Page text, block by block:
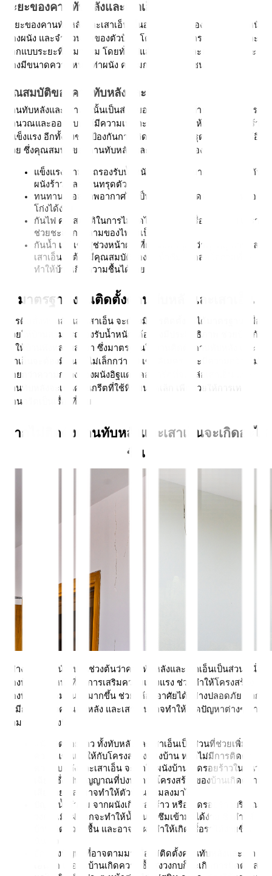
ระยะของคานทับหลังและเสาเอ็น
ระยะของคานทับหลังและเสาเอ็น ขึ้นอยู่กับขนาดของช่องเปิด น้ำหนัก
ของผนัง และจำนวนชั้นของตัวบ้าน โดยทั่วไปวิศวกรจะคำนวณและ
ออกแบบระยะที่เหมาะสม โดยทั่วไปแล้วเสาเอ็น และคานทับหลังจะ
ต้องมีขนาดความหนาเท่าผนัง ความกว้าง 10-15 เซนติเมตร
คุณสมบัติของคานทับหลังและเสาเอ็น
คานทับหลังและเสาเอ็นนั้นเป็นส่วนของโครงสร้างบ้าน จะต้องมีการ
คำนวณและออกแบบให้มีความเหมาะสม เพื่อช่วยให้บ้านมีโครงสร้าง
ที่แข็งแรง อีกทั้งยังช่วยป้องกันการเกิดปัญหาบ้านทรุดในอนาคตได้อีก
ด้วย ซึ่งคุณสมบัติของคานทับหลัง และเสาเอ็นจะต้องมีดังนี้
แข็งแรง สามารถรองรับน้ำหนักได้อย่างเหมาะสม เพื่อป้องกัน
ผนังร้าว และบ้านทรุดตัว
ทนทาน ต่อสภาพอากาศได้เป็นอย่างดี ไม่หดตัว ยืดตัว หรือ
โก่งได้ง่าย
กันไฟ คุณสมบัติในการไม่ติดไฟถือเป็นอีกเรื่องที่สำคัญ เพราะ
ช่วยชะลอการลามของไฟได้เป็นอย่างดี
กันน้ำ เมื่อเข้าสู่ช่วงหน้าฝน ที่ฝนจะตกชุกกว่าทุกฤดู คานและ
เสาเอ็นจะต้องมีคุณสมบัติป้องกันน้ำซึม เพื่อลดโอกาสที่จะ
ทำให้บ้านเกิดความชื้นได้ง่าย
มาตรฐานงานติดตั้งคานทับหลังและเสาเอ็น
การติดตั้งทับหลังและเสาเอ็น จะต้องมีการติดตั้งให้ได้มาตรฐาน เพื่อ
ช่วยให้บ้านสามารถรองรับน้ำหนักได้อย่างมีประสิทธิภาพ ช่วยป้องกัน
ไม่ให้บ้านพังทลายลงมา ซึ่งมาตรฐานในงานติดตั้งคานทับหลัง และ
เสาเอ็นจะต้องมีขนาดไม่เล็กกว่า 10 เซนติเมตร และมีความกว้างไม่
น้อยกว่าความกว้างของผนังอิฐแดง คอนกรีตที่จะหล่อเสาเอ็น และ
คานทับหลังจะเป็นคอนกรีตที่ใช้หินขนาดเล็ก เพื่อช่วยให้การเท
คอนกรีตเป็นเรื่องที่ง่าย
หากไม่ติดตั้งคานทับหลังและเสาเอ็นจะเกิดอะไร
ขึ้น
อย่างที่ได้แนะนำไปในช่วงต้นว่าคานทับหลังและเสาเอ็นเป็นส่วนหนึ่ง
ของบ้านที่ทำหน้าที่ในการเสริมความแข็งแรง ช่วยทำให้โครงสร้าง
ของบ้านมีความมั่นคงมากขึ้น ช่วยให้อยู่อาศัยได้อย่างปลอดภัย หาก
ไม่มีการติดตั้งคานทับหลัง และเสาเอ็นอาจทำให้เกิดปัญหาต่างๆ ตาม
มามากมาย ดังนี้
ผนังเกิดรอยร้าว ทั้งทับหลังและเสาเอ็นเป็นส่วนที่ช่วยเพิ่ม
ความแข็งแรงให้กับโครงสร้างของบ้าน หากไม่มีการติดตั้ง
คานทับหลังและเสาเอ็น จะทำให้ผนังบ้านเกิดรอยร้าวในแนว
เฉียง ซึ่งเป็นสัญญาณที่บ่งบอกว่าโครงสร้างของบ้านเกิดความ
เสียหาย และอาจทำให้ตัวบ้านถล่มลงมาได้
ปัญหาน้ำรั่วซึม จากผนังเกิดรอยร้าว หรือเกิดรอยร้าวบริเวณ
วงกบ เมื่อฝนตกจะทำให้น้ำฝนรั่วซึมเข้ามาได้ง่าย ซึ่งทำให้
บ้านเกิดความชื้น และอาจส่งผลทำให้เกิดเชื้อราได้ง่ายขึ้น
อีกหนึ่งปัญหาที่อาจตามมาเมื่อไม่ติดตั้งคานทับหลังและเสา
เอ็นคือ เมื่อตัวบ้านเกิดความชื้นสูงวงกบก็จะเกิดการบิดตัว ส่ง